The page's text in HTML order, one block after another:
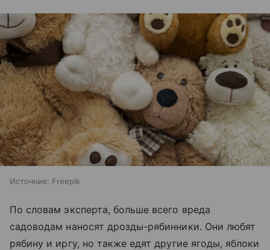
Источник: Freepik
По словам эксперта, больше всего вреда
садоводам наносят дрозды-рябинники. Они любят
рябину и иргу, но также едят другие ягоды, яблоки